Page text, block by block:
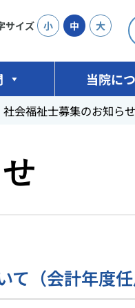
サイズ 小 中 大
当院に
社会福祉士募集のお知ら
（会計年度任